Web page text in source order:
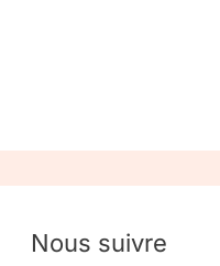
Nous suivre